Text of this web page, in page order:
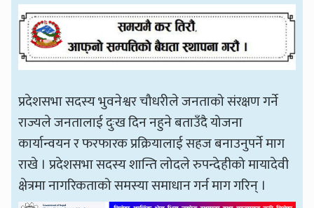
प्रदेशसभा सदस्य भुवनेश्वर चौधरीले जनताको संरक्षण गर्ने
राज्यले जनतालाई दुःख दिन नहुने बताउँदै योजना
कार्यान्वयन र फरफारक प्रक्रियालाई सहज बनाउनुपर्ने माग
राखे । प्रदेशसभा सदस्य शान्ति लोदले रुपन्देहीको मायादेवी
क्षेत्रमा नागरिकताको समस्या समाधान गर्न माग गरिन् ।